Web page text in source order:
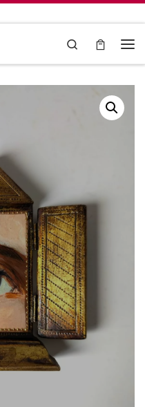
Search